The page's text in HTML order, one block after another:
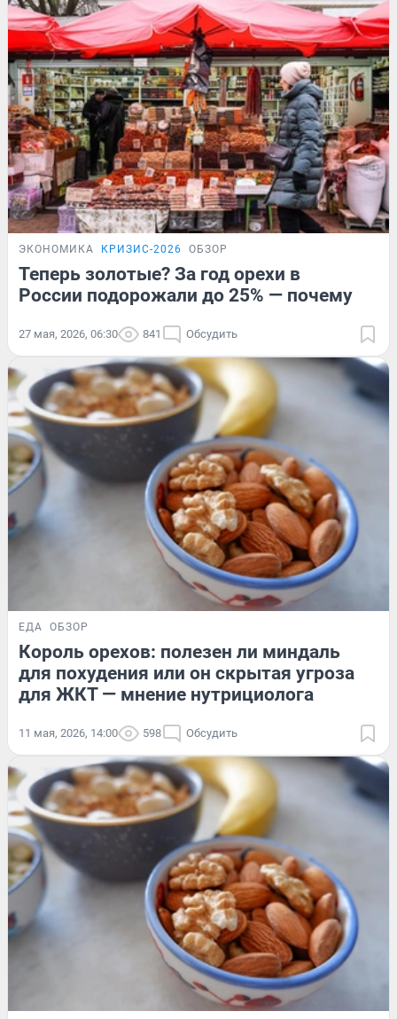
ЭКОНОМИКА КРИЗИС-2026 ОБЗОР
Теперь золотые? За год орехи в
России подорожали до 25% — почему
27 мая, 2026, 06:30 841 Обсудить
ЕДА ОБЗОР
Король орехов: полезен ли миндаль
для похудения или он скрытая угроза
для ЖКТ — мнение нутрициолога
11 мая, 2026, 14:00 598 Обсудить